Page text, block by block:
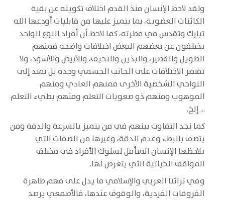
ولقد لاحظ الإنسان منذ القدم اختلاف تكوينه عن بقية
الكائنات العضوية، بما يتميز عليها من قابليات أودعها الله
تبارك وتقدس في فطرته، كما لاحظ أن أفراد النوع الواحد
يختلفون عن بعضهم البعض اختلافات واضحة فمنهم
الطويل والقصير، والبدين والنحيف، والأبيض والأسود، ولا
تقتصر الاختلافات على الجانب الجسمي وحده بل تمتد إلى
النواحي الشخصية الأخرى فمنهم العادي ومنهم
الموهوب ومنهم ذو صعوبات التعلم ومنهم بطيء التعلم
... إلخ.
كما نجد التفاوت بينهم في من يتميز بالسرعة والدقة ومن
يتصف بالبطء وعدم الدقة، وغيرها من الصفات التي
يلاحظها الإنسان المتأمل لسلوك الأفراد في مختلف
المواقف الحياتية التي يتعرض لها.
وفي تراثنا العربي والإسلامي ما يدل على فهم ظاهرة
الفروقات الفردية، والوقوف عندها، فالأصمعي يرصد